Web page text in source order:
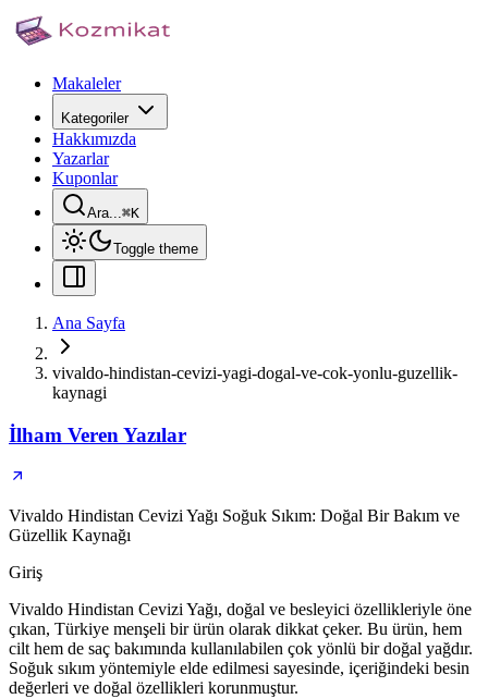
Makaleler
Kategoriler
Hakkımızda
Yazarlar
Kuponlar
Ara...⌘K
Toggle theme
Ana Sayfa
vivaldo-hindistan-cevizi-yagi-dogal-ve-cok-yonlu-guzellik-
kaynagi
İlham Veren Yazılar
Vivaldo Hindistan Cevizi Yağı Soğuk Sıkım: Doğal Bir Bakım ve
Güzellik Kaynağı
Giriş
Vivaldo Hindistan Cevizi Yağı, doğal ve besleyici özellikleriyle öne
çıkan, Türkiye menşeli bir ürün olarak dikkat çeker. Bu ürün, hem
cilt hem de saç bakımında kullanılabilen çok yönlü bir doğal yağdır.
Soğuk sıkım yöntemiyle elde edilmesi sayesinde, içeriğindeki besin
değerleri ve doğal özellikleri korunmuştur.